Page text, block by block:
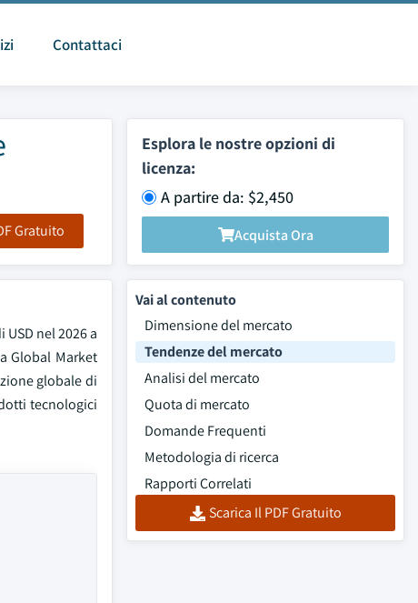
Contattaci
Gratuito
Esplora le nostre opzioni di
licenza:
A partire da: $2,450
Acquista Ora
nel 2026 a
Global Market
globale di
tecnologici
Vai al contenuto
Dimensione del mercato
Tendenze del mercato
Analisi del mercato
Quota di mercato
Domande Frequenti
Metodologia di ricerca
Rapporti Correlati
Scarica Il PDF Gratuito